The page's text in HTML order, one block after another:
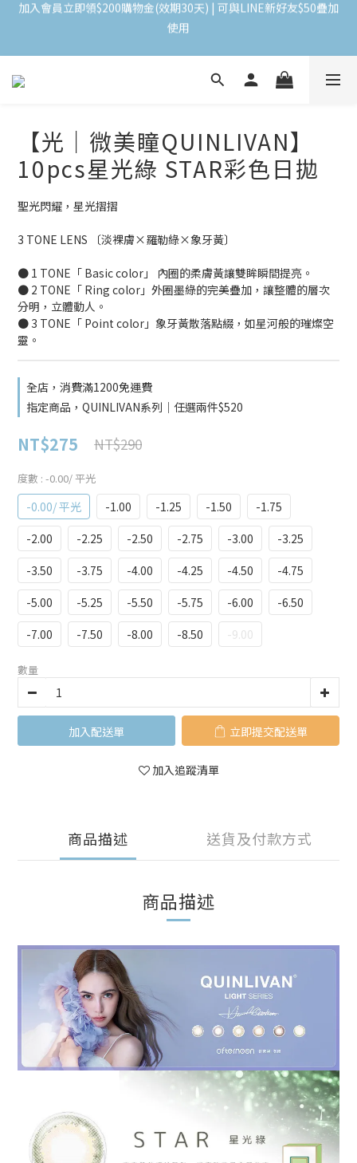
加入會員立即領$200購物金(效期30天) | 可與LINE新好友$50疊加
使用
加入會員立即領$200購物金(效期30天) | 可與LINE新好友$50疊加
使用
【光｜微美瞳QUINLIVAN】
10pcs星光綠 STAR彩色日拋
聖光閃耀，星光摺摺
3 TONE LENS 〔淡裸膚×羅勒綠×象牙黃〕
● 1 TONE「 Basic color」 內圈的柔膚黃讓雙眸瞬間提亮。
● 2 TONE「 Ring color」外圈墨綠的完美疊加，讓整體的層次
分明，立體動人。
● 3 TONE「 Point color」象牙黃散落點綴，如星河般的璀燦空
靈。
全店，消費滿1200免運費
指定商品，QUINLIVAN系列｜任選兩件$520
NT$275 NT$290
度數 : -0.00/ 平光
-0.00/ 平光 -1.00 -1.25 -1.50
-1.75
-2.00
-2.25 -2.50 -2.75 -3.00
-3.25
-3.50
-3.75 -4.00 -4.25 -4.50
-4.75
-5.00
-5.25 -5.50 -5.75 -6.00
-6.50
-7.00
-7.50 -8.00 -8.50 -9.00
數量
加入購物車 立即購買
加入追蹤清單
商品描述 送貨及付款方式
商品描述